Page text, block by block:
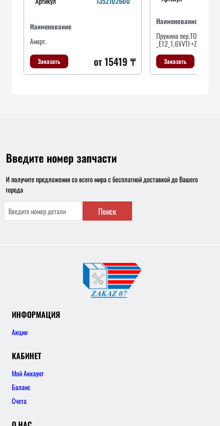
Наименование
Аморт.
Заказать от 15419 ₸
Наименование
Пружина пер.TOYOTA
_E12_1,6VVTI
Заказать
Введите номер запчасти
И получите предложения со всего мира с бесплатной доставкой до Вашего
города
Поиск
ИНФОРМАЦИЯ
Акции
КАБИНЕТ
Мой Аккаунт
Баланс
Счета